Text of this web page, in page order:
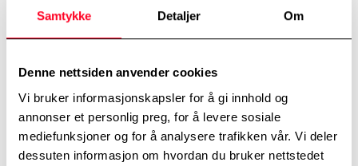
Samtykke Detaljer Om
Denne nettsiden anvender cookies
Vi bruker informasjonskapsler for å gi innhold og
annonser et personlig preg, for å levere sosiale
mediefunksjoner og for å analysere trafikken vår. Vi deler
dessuten informasjon om hvordan du bruker nettstedet
Reservehjul
Start & stopp system (ECO)
Alarmhorn
Intelligent fartsassistanse (ISA)